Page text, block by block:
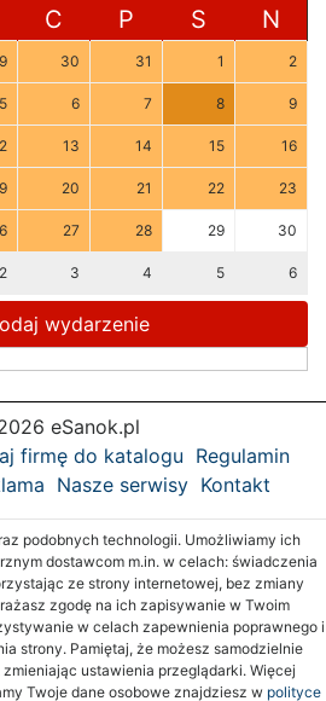
C P S N
30 31 1 2
5 6 7 8 9
13 14 15 16
20 21 22 23
27 28 29 30
2 3 4 5 6
wydarzenie
eSanok.pl
firmę do katalogu Regulamin
Nasze serwisy Kontakt
podobnych technologii. Umożliwiamy ich
dostawcom m.in. w celach: świadczenia
ze strony internetowej, bez zmiany
zgodę na ich zapisywanie w Twoim
w celach zapewnienia poprawnego i
strony. Pamiętaj, że możesz samodzielnie
ustawienia przeglądarki. Więcej
Twoje dane osobowe znajdziesz w polityce